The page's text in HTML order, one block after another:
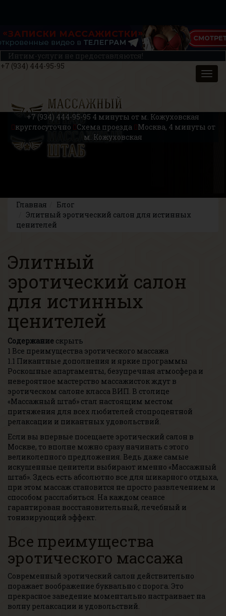
Интим-услуги не предоставляются!
+7 (934) 444-95-95
+7 (934) 444-95-95 4 минуты от м. Кожуховская
круглосуточно
Схема проезда
Москва, 4 минуты от
м. Кожуховская
Главная
Блог
Элитный эротический салон для истинных
ценителей
Элитный
эротический салон
для истинных
ценителей
Содержание скрыть
1 Все преимущества эротического массажа
1.1 Пикантные дополнения и яркие программы
Роскошные апартаменты, безупречная атмосфера и
невероятное мастерство массажисток ждут в
эротическом салоне класса ВИП. В столице
«Массажный штаб» стал настоящим местом
притяжения для всех любителей стопроцентной
релаксации и пикантных удовольствий.
Если вы впервые посещаете эротический салон в
Москве, то вполне можно сразу начинать с этого
великолепного предложения. Ведь даже самые
искушенные ценители выбирают именно «Массажный
штаб». Здесь есть абсолютно все для шикарного отдыха,
при этом массаж становится не просто развлечением и
способом расслабиться. На каждом сеансе
гарантирован восстановительный, лечебный и
тонизирующий эффект.
Все преимущества
эротического массажа
Современный эротический салон действительно
поражает воображение буквально с порога. Это
прекрасное заведение моментально настраивает на
волну релаксации и удовольствий.